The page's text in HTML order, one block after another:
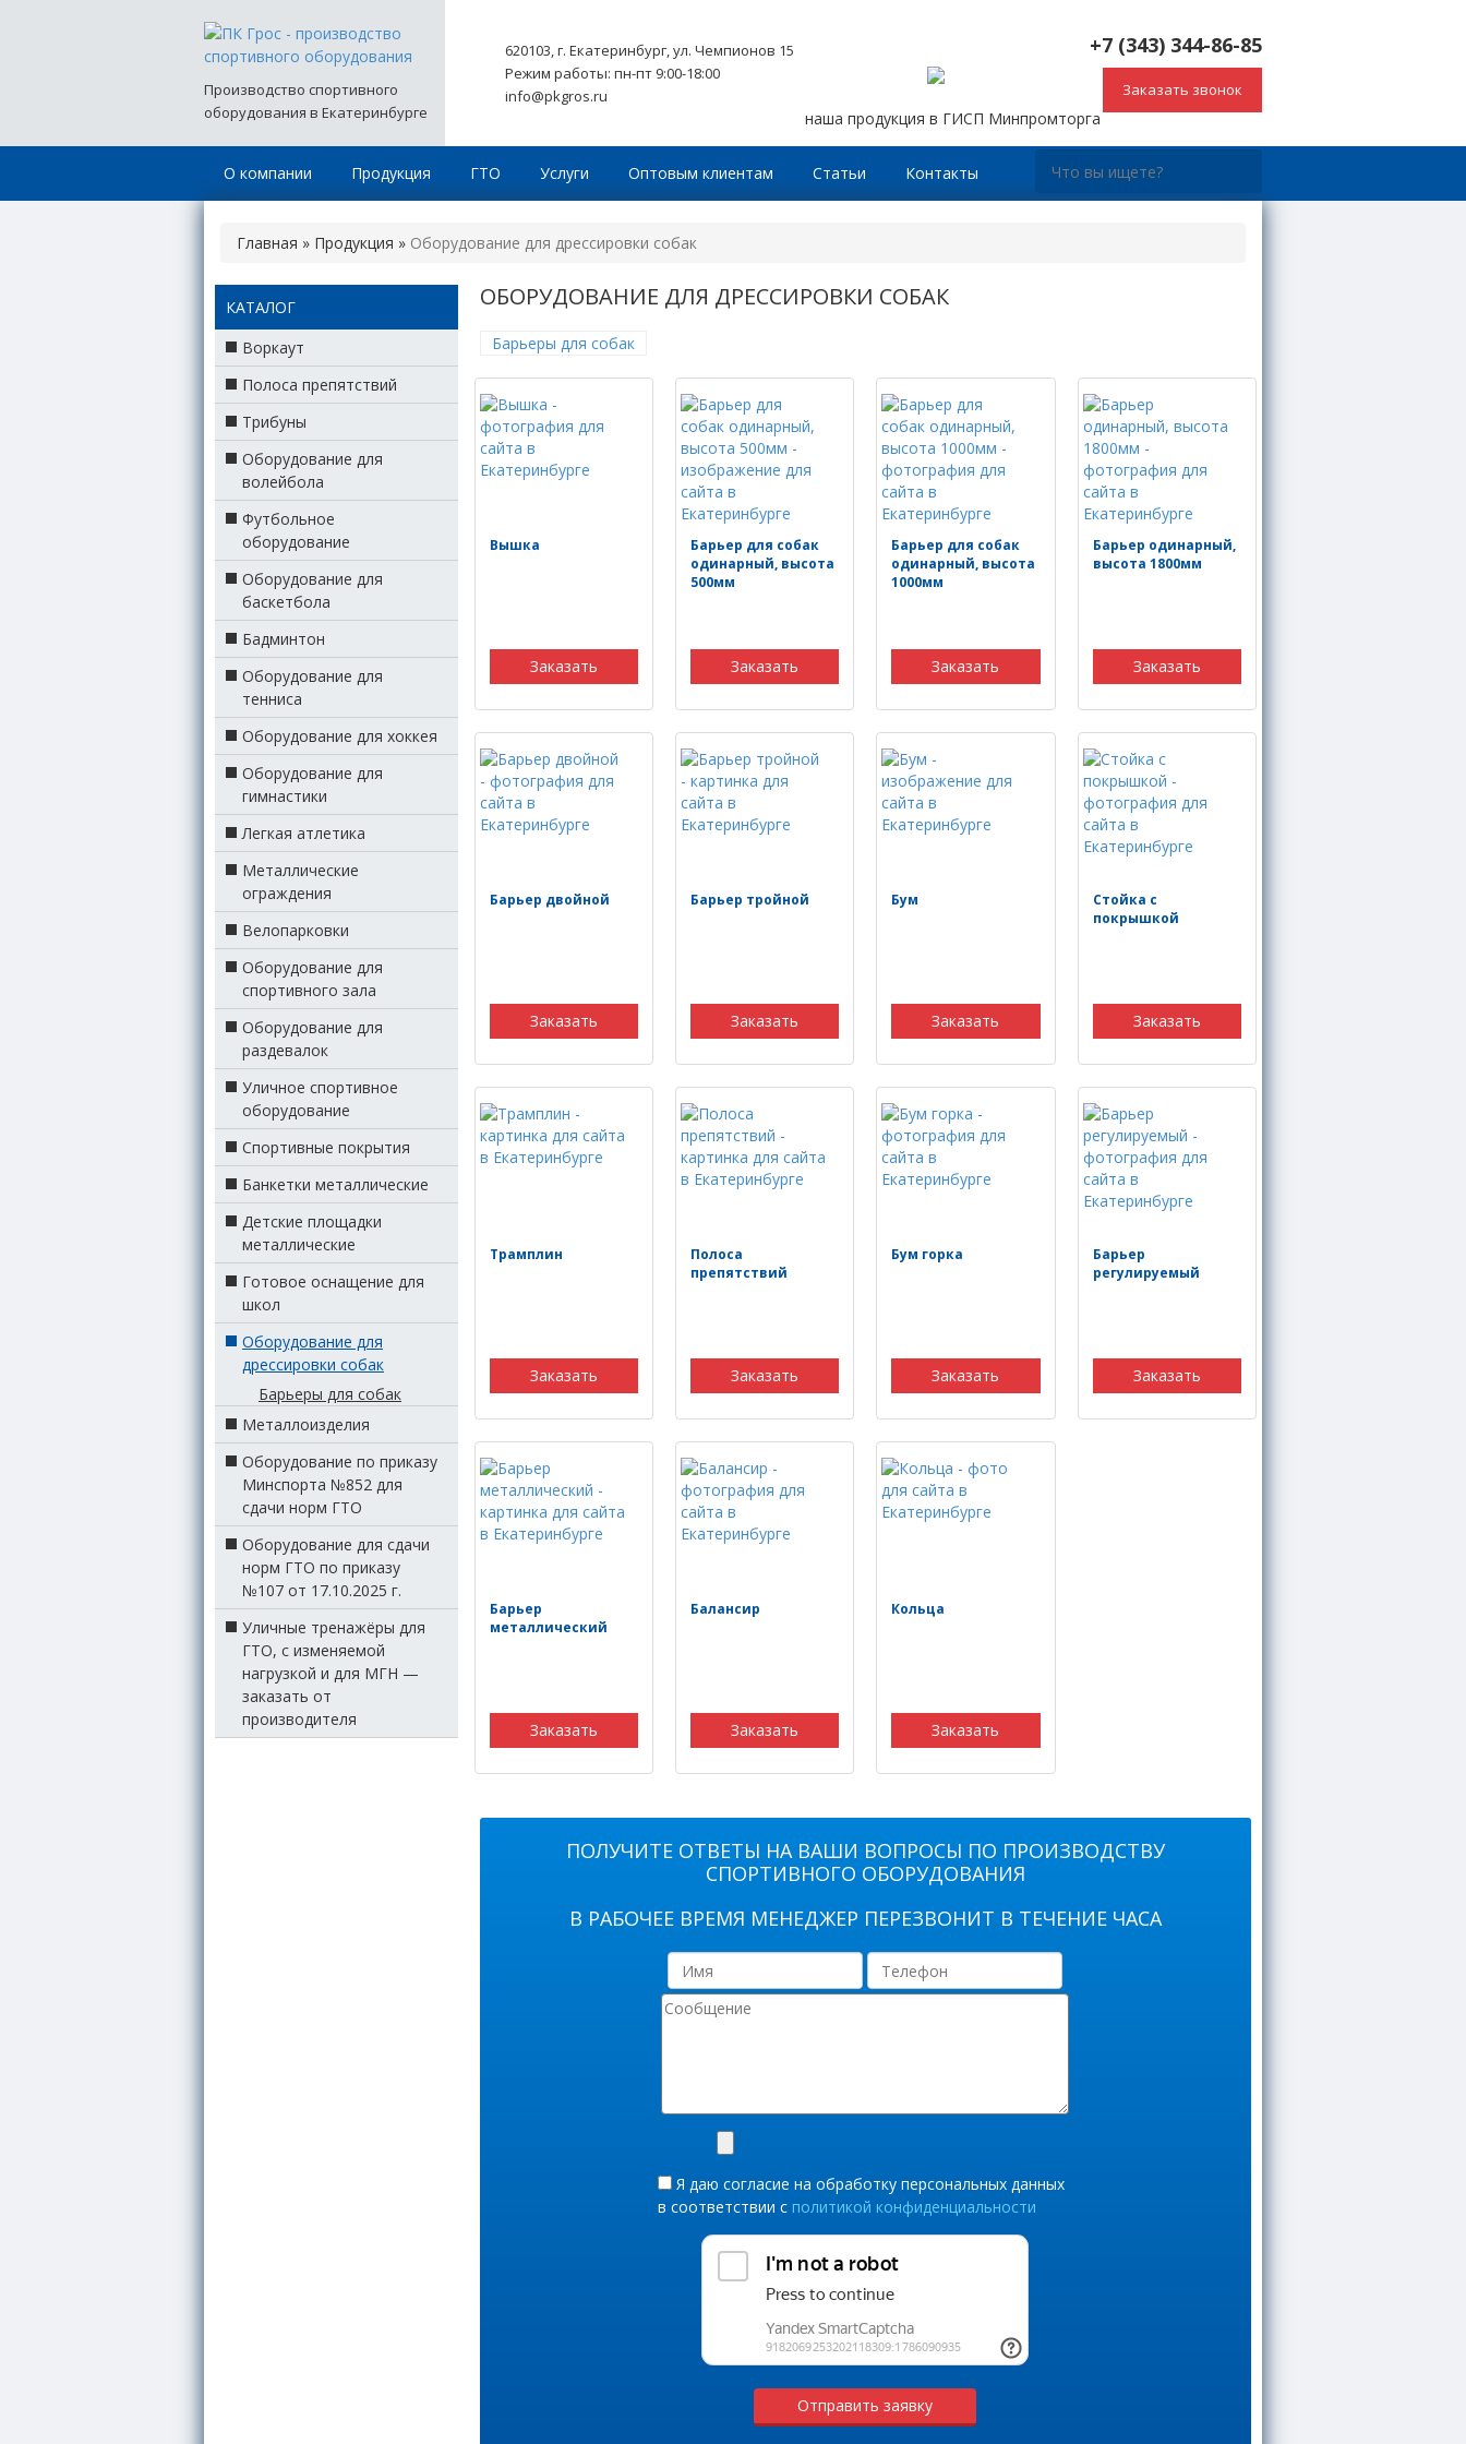
Производство спортивного
оборудования в Екатеринбурге
620103, г. Екатеринбург, ул. Чемпионов 15
Режим работы: пн-пт 9:00-18:00
info@pkgros.ru
наша продукция в ГИСП Минпромторга
+7 (343) 344-86-85
Заказать звонок
О компании Продукция ГТО Услуги Оптовым клиентам Статьи Контакты
Главная » Продукция » Оборудование для дрессировки собак
КАТАЛОГ
Воркаут
Полоса препятствий
Трибуны
Оборудование для
волейбола
Футбольное
оборудование
Оборудование для
баскетбола
Бадминтон
Оборудование для
тенниса
Оборудование для хоккея
Оборудование для
гимнастики
Легкая атлетика
Металлические
ограждения
Велопарковки
Оборудование для
спортивного зала
Оборудование для
раздевалок
Уличное спортивное
оборудование
Спортивные покрытия
Банкетки металлические
Детские площадки
металлические
Готовое оснащение для
школ
Оборудование для
дрессировки собак
Барьеры для собак
Металлоизделия
Оборудование по приказу
Минспорта №852 для
сдачи норм ГТО
Оборудование для сдачи
норм ГТО по приказу
№107 от 17.10.2025 г.
Уличные тренажёры для
ГТО, с изменяемой
нагрузкой и для МГН —
заказать от
производителя
ОБОРУДОВАНИЕ ДЛЯ ДРЕССИРОВКИ СОБАК
Барьеры для собак
Вышка
Заказать
Барьер для собак
одинарный, высота
500мм
Заказать
Барьер для собак
одинарный, высота
1000мм
Заказать
Барьер одинарный,
высота 1800мм
Заказать
Барьер двойной
Заказать
Барьер тройной
Заказать
Бум
Заказать
Стойка с
покрышкой
Заказать
Трамплин
Заказать
Полоса
препятствий
Заказать
Бум горка
Заказать
Барьер
регулируемый
Заказать
Барьер
металлический
Заказать
Балансир
Заказать
Кольца
Заказать
ПОЛУЧИТЕ ОТВЕТЫ НА ВАШИ ВОПРОСЫ ПО ПРОИЗВОДСТВУ
СПОРТИВНОГО ОБОРУДОВАНИЯ
В РАБОЧЕЕ ВРЕМЯ МЕНЕДЖЕР ПЕРЕЗВОНИТ В ТЕЧЕНИЕ ЧАСА
Я даю согласие на обработку персональных данных
в соответствии с политикой конфиденциальности
Отправить заявку